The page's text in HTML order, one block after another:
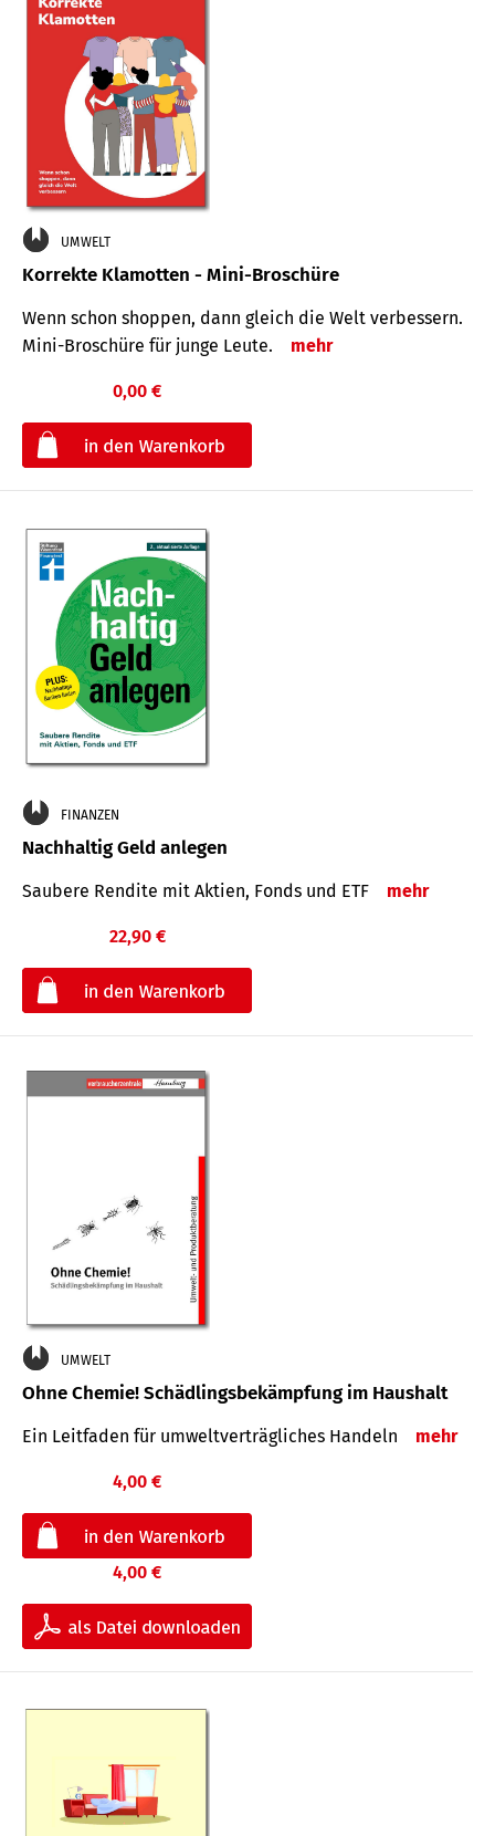
UMWELT
Korrekte Klamotten - Mini-Broschüre
Wenn schon shoppen, dann gleich die Welt verbessern.
Mini-Broschüre für junge Leute.
mehr
0,00 €
FINANZEN
Nachhaltig Geld anlegen
Saubere Rendite mit Aktien, Fonds und ETF mehr
22,90 €
UMWELT
Ohne Chemie! Schädlingsbekämpfung im Haushalt
Ein Leitfaden für um­welt­ver­träg­liches Han­deln mehr
4,00 €
4,00 €